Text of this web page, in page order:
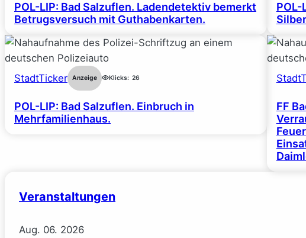
POL-LIP: Bad Salzuflen. Ladendetektiv bemerkt
Betrugsversuch mit Guthabenkarten.
POL-
StadtTicker Anzeige Klicks: 26
POL-LIP: Bad Salzuflen. Einbruch in
Mehrfamilienhaus.
FF
Veranstaltungen
Aug. 06. 2026